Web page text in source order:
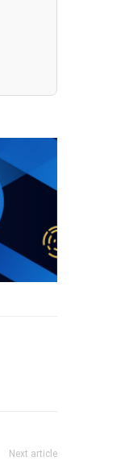
Next article